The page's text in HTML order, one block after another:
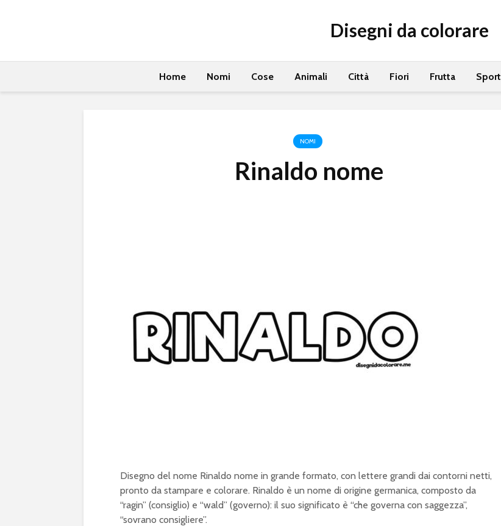
Disegni da colorare
Home Nomi Cose Animali Città Fiori Frutta Sport
NOMI
Rinaldo nome
Disegno del nome Rinaldo nome in grande formato, con lettere grandi dai contorni netti,
pronto da stampare e colorare. Rinaldo è un nome di origine germanica, composto da
“ragin” (consiglio) e “wald” (governo): il suo significato è “che governa con saggezza”,
“sovrano consigliere”.